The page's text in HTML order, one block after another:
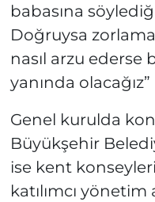
babasına
Doğruysa
nasıl arzu ederse
yanında
Genel kurulda
Büyükşehir
ise kent
katılımcı yönetim